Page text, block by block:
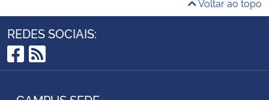
Voltar ao topo
REDES SOCIAIS:
Facebook
RSS